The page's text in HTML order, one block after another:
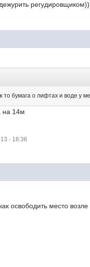
то бумага о лифтах и воде у
на 14м
- 18:36
освободить место возле